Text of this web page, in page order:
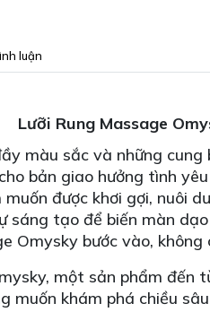
luận
Lưỡi Rung Massage
màu sắc và những
bản giao hưởng tình
được khơi gợi, nuôi
sáng tạo để biến màn
Omysky bước vào,
một sản phẩm đến
muốn khám phá chiều